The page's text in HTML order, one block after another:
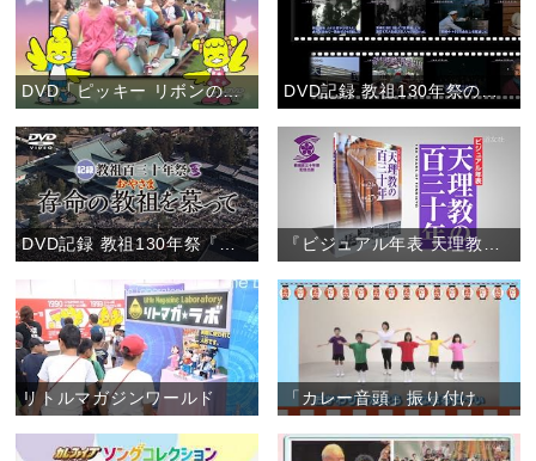
DVD「ピッキー リボンのレッツゴー！こどもおぢばがえり」(お知らせ)
DVD記録 教祖130年祭『存命の教祖を慕って』 『ビジュアル年表 天理教の百三十年』 【書籍案内】
リトルマガジンワールド 「カレー音頭」振り付け